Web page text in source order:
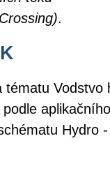
.
Vodstvo
Hydro